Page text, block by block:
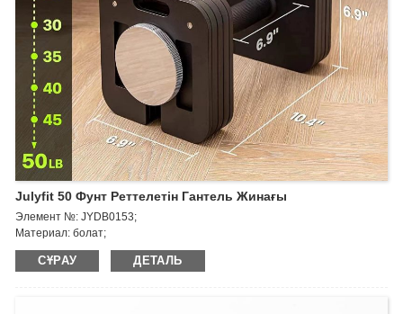
Julyfit 50 Фунт Реттелетін Гантель Жинағы
Элемент №: JYDB0153;
Материал: болат;
Салмағы: 50 фунт ~ 140 фунт
СҰРАУ ДЕТАЛЬ